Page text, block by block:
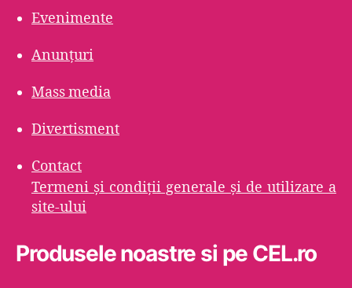
Evenimente
Anunțuri
Mass media
Divertisment
Contact
Termeni şi condiţii generale şi de utilizare a
site-ului
Produsele noastre si pe CEL.ro